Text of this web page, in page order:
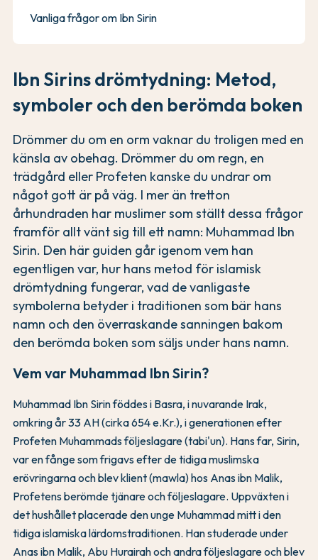
Ibn Sirins drömtydning: Metod,
symboler och den berömda boken
Drömmer du om en orm vaknar du troligen med en
känsla av obehag. Drömmer du om regn, en
trädgård eller Profeten kanske du undrar om
något gott är på väg. I mer än tretton
århundraden har muslimer som ställt dessa frågor
framför allt vänt sig till ett namn: Muhammad Ibn
Sirin. Den här guiden går igenom vem han
egentligen var, hur hans metod för islamisk
drömtydning fungerar, vad de vanligaste
symbolerna betyder i traditionen som bär hans
namn och den överraskande sanningen bakom
den berömda boken som säljs under hans namn.
Vem var Muhammad Ibn Sirin?
Muhammad Ibn Sirin föddes i Basra, i nuvarande Irak,
omkring år 33 AH (cirka 654 e.Kr.), i generationen efter
Profeten Muhammads följeslagare (tabi'un). Hans far, Sirin,
var en fånge som frigavs efter de tidiga muslimska
erövringarna och blev klient (mawla) hos Anas ibn Malik,
Profetens berömde tjänare och följeslagare. Uppväxten i
det hushållet placerade den unge Muhammad mitt i den
tidiga islamiska lärdomstraditionen. Han studerade under
Anas ibn Malik, Abu Hurairah och andra följeslagare och blev
Vanliga frågor om Ibn Sirin